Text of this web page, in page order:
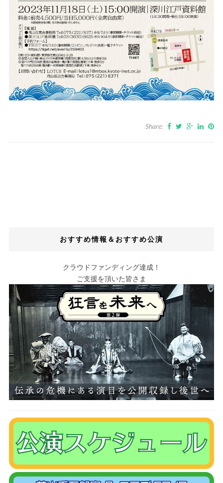
Share:
おすすめ情報＆おすすめ公演
クラウドファンディング達成！
ご支援を頂いた皆さま